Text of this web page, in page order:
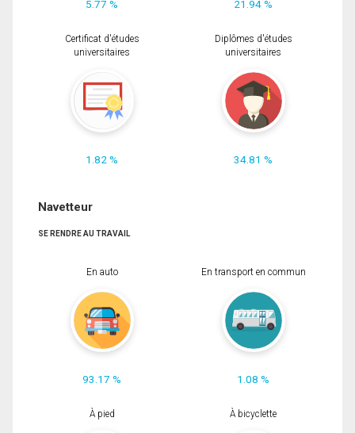
5.77 % 21.94 %
Certificat d'études
universitaires
1.82 %
Diplômes d'études
universitaires
34.81 %
Navetteur
SE RENDRE AU TRAVAIL
En auto
93.17 %
En transport en commun
1.08 %
À pied À bicyclette